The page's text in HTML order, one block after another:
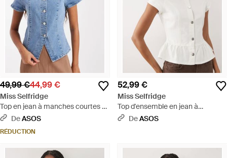
49,99 €44,99 €
Miss Selfridge
Top en jean à manches courtes -
délavé - Bleu
DeASOS
RÉDUCTION
52,99 €
Miss Selfridge
Top d'ensemble en jean à
manches courtes et basque -
DeASOS